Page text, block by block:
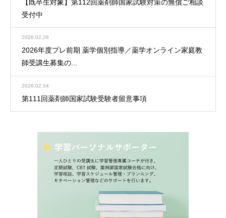
【既卒生対象】第112回薬剤師国家試験対策の無償ご相談
受付中
2026.02.28
2026年度プレ前期 薬学個別指導／薬学オンライン家庭教
師受講生募集の...
2026.02.04
第111回薬剤師国家試験受験者留意事項